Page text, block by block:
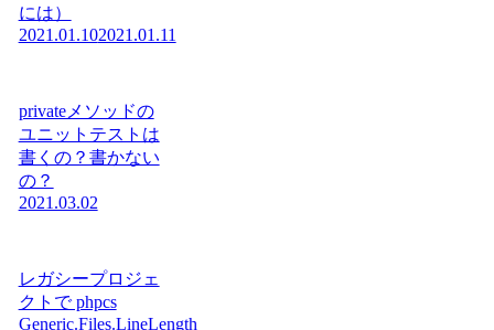
には）
2021.01.102021.01.11
privateメソッドの
ユニットテストは
書くの？書かない
の？
2021.03.02
レガシープロジェ
クトで phpcs
Generic.Files.LineLength